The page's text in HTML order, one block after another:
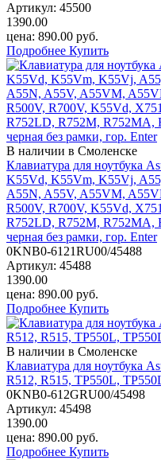
Артикул: 45500
1390.00
цена: 890.00 руб.
Подробнее Купить
В наличии в Смоленске
Клавиатура для ноутбука
K55Vd, K55Vm, K55Vj,
A55N, A55V, A55VM,
R500V, R700V, K55Vd,
R752LD, R752M, R752MA,
черная без рамки, гор. Enter
0KNB0-6121RU00/45488
Артикул: 45488
1390.00
цена: 890.00 руб.
Подробнее Купить
В наличии в Смоленске
Клавиатура для ноутбука
R512, R515, TP550L,
0KNB0-612GRU00/45498
Артикул: 45498
1390.00
цена: 890.00 руб.
Подробнее Купить